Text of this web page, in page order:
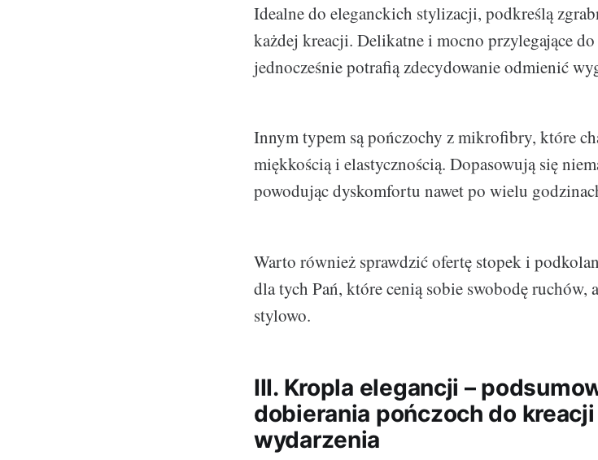
Idealne do eleganckich stylizacji, podkreślą
każdej kreacji. Delikatne i mocno przylegające
jednocześnie potrafią zdecydowanie odmienić
Innym typem są pończochy z mikrofibry, które
miękkością i elastycznością. Dopasowują się
powodując dyskomfortu nawet po wielu
Warto również sprawdzić ofertę stopek i
dla tych Pań, które cenią sobie swobodę ruchów,
stylowo.
III. Kropla elegancji –
dobierania pończoch do
wydarzenia